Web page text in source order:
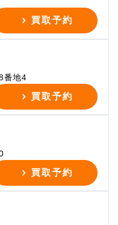
買取予約
番地4
買取予約
買取予約